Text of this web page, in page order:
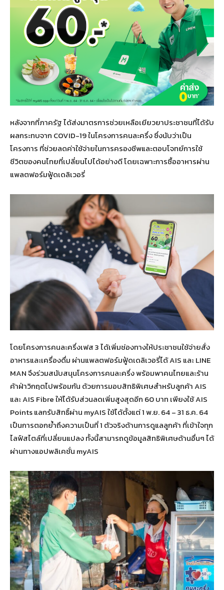
หลังจากที่ภาครัฐ ได้ส่งมาตรการช่วยเหลือเยียวยาประชาชนที่ได้รับ
ผลกระทบจาก COVID-19 ในโครงการคนละครึ่ง ซึ่งนับว่าเป็น
โครงการ ที่ช่วยลดค่าใช้จ่ายในการครองชีพและตอบโจทย์การใช้
ชีวิตของคนไทยที่เปลี่ยนไปได้อย่างดี โดยเฉพาะการซื้ออาหารผ่าน
แพลตฟอร์มฟู้ดเดลิเวอรี่
โดยโครงการคนละครึ่งเฟส 3 ได้เพิ่มช่องทางให้ประชาชนใช้จ่ายสั่ง
อาหารและเครื่องดื่ม ผ่านแพลตฟอร์มฟู้ดเดลิเวอรี่ได้ AIS และ LINE
MAN จึงร่วมสนับสนุนโครงการคนละครึ่ง พร้อมพาคนไทยและร้าน
ค้าฝ่าวิกฤตไปพร้อมกัน ด้วยการมอบสิทธิพิเศษสำหรับลูกค้า AIS
และ AIS Fibre ให้ได้รับส่วนลดเพิ่มสูงสุดอีก 60 บาท เพียงใช้ AIS
Points แลกรับสิทธิ์ผ่าน myAIS ใช้ได้ตั้งแต่ 1 พ.ย. 64 – 31 ธ.ค. 64
เป็นการตอกย้ำถึงความเป็นที่ 1 ตัวจริงด้านการดูแลลูกค้า ที่เข้าใจทุก
ไลฟ์สไตล์ที่เปลี่ยนแปลง ทั้งนี้สามารถดูข้อมูลสิทธิพิเศษด้านอื่นๆ ได้
ผ่านทางแอปพลิเคชั่น myAIS